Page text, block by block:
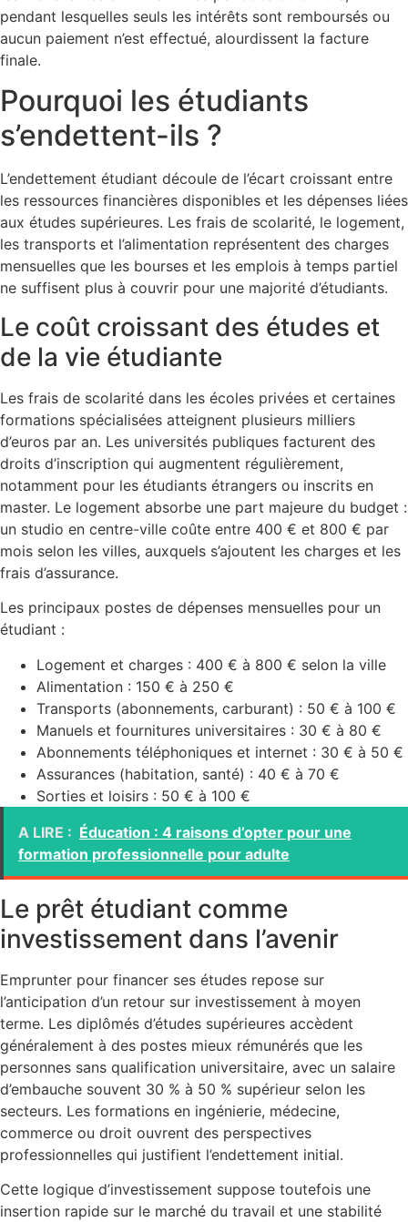
pendant lesquelles seuls les intérêts sont remboursés ou
aucun paiement n’est effectué, alourdissent la facture
finale.
Pourquoi les étudiants
s’endettent-ils ?
L’endettement étudiant découle de l’écart croissant entre
les ressources financières disponibles et les dépenses liées
aux études supérieures. Les frais de scolarité, le logement,
les transports et l’alimentation représentent des charges
mensuelles que les bourses et les emplois à temps partiel
ne suffisent plus à couvrir pour une majorité d’étudiants.
Le coût croissant des études et
de la vie étudiante
Les frais de scolarité dans les écoles privées et certaines
formations spécialisées atteignent plusieurs milliers
d’euros par an. Les universités publiques facturent des
droits d’inscription qui augmentent régulièrement,
notamment pour les étudiants étrangers ou inscrits en
master. Le logement absorbe une part majeure du budget :
un studio en centre-ville coûte entre 400 € et 800 € par
mois selon les villes, auxquels s’ajoutent les charges et les
frais d’assurance.
Les principaux postes de dépenses mensuelles pour un
étudiant :
Logement et charges : 400 € à 800 € selon la ville
Alimentation : 150 € à 250 €
Transports (abonnements, carburant) : 50 € à 100 €
Manuels et fournitures universitaires : 30 € à 80 €
Abonnements téléphoniques et internet : 30 € à 50 €
Assurances (habitation, santé) : 40 € à 70 €
Sorties et loisirs : 50 € à 100 €
A LIRE : Éducation : 4 raisons d’opter pour une
formation professionnelle pour adulte
Le prêt étudiant comme
investissement dans l’avenir
Emprunter pour financer ses études repose sur
l’anticipation d’un retour sur investissement à moyen
terme. Les diplômés d’études supérieures accèdent
généralement à des postes mieux rémunérés que les
personnes sans qualification universitaire, avec un salaire
d’embauche souvent 30 % à 50 % supérieur selon les
secteurs. Les formations en ingénierie, médecine,
commerce ou droit ouvrent des perspectives
professionnelles qui justifient l’endettement initial.
Cette logique d’investissement suppose toutefois une
insertion rapide sur le marché du travail et une stabilité